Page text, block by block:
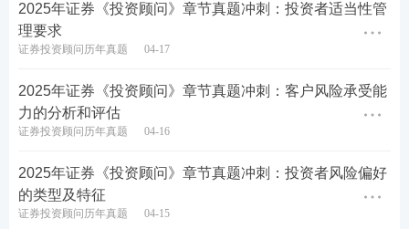
2025年证券《投资顾问》章节真题冲刺：投资者适当性管
理要求
证券投资顾问历年真题 04-17
2025年证券《投资顾问》章节真题冲刺：客户风险承受能
力的分析和评估
证券投资顾问历年真题 04-16
2025年证券《投资顾问》章节真题冲刺：投资者风险偏好
的类型及特征
证券投资顾问历年真题 04-15